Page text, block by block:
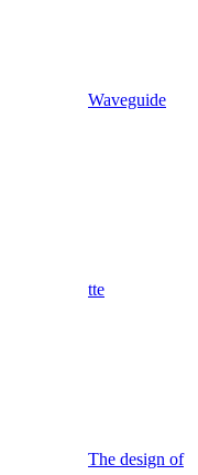
Waveguide
tte
The design of